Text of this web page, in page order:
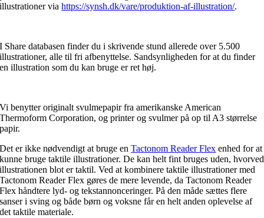
illustrationer viahttps://synsh.dk/vare/produktion-af-illustration/.
I Share databasen finder du i skrivende stund allerede over 5.500
illustrationer, alle til fri afbenyttelse. Sandsynligheden for at du finder
en illustration som du kan bruge er ret høj.
Vi benytter originalt svulmepapir fra amerikanske American
Thermoform Corporation, og printer og svulmer på op til A3 størrelse
papir.
Det er ikke nødvendigt at bruge enTactonom Reader Flex enhed for at
kunne bruge taktile illustrationer. De kan helt fint bruges uden, hvorved
illustrationen blot er taktil. Ved at kombinere taktile illustrationer med
Tactonom Reader Flex gøres de mere levende, da Tactonom Reader
Flex håndtere lyd- og tekstannonceringer. På den måde sættes flere
sanser i sving og både børn og voksne får en helt anden oplevelse af
det taktile materiale.